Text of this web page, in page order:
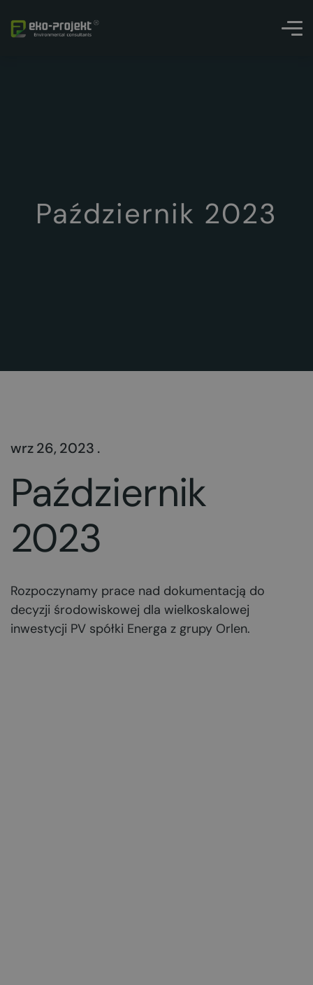
Październik 2023
wrz 26, 2023 .
Październik
2023
Rozpoczynamy prace nad dokumentacją do
decyzji środowiskowej dla wielkoskalowej
inwestycji PV spółki Energa z grupy Orlen.